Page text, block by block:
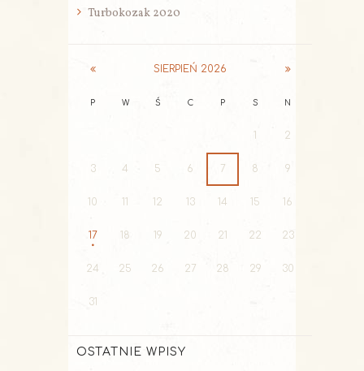
Turbokozak 2020
SIERPIEŃ 2026
P W Ś C P S N
2
3 4 5 6 7 8 9
10 11 12 13 14 15 16
17 18 19 20 21 22 23
24 25 26 27 28 29 30
31
OSTATNIE WPISY